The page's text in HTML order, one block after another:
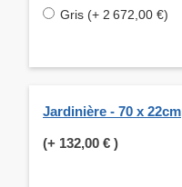
Gris (+ 2 672,00 €)
Jardinière - 70 x 22cm
(+ 132,00 € )